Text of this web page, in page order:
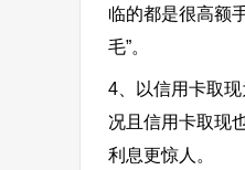
临的都是很高额
毛”。
4、以信用卡取
况且信用卡取现
利息更惊人。